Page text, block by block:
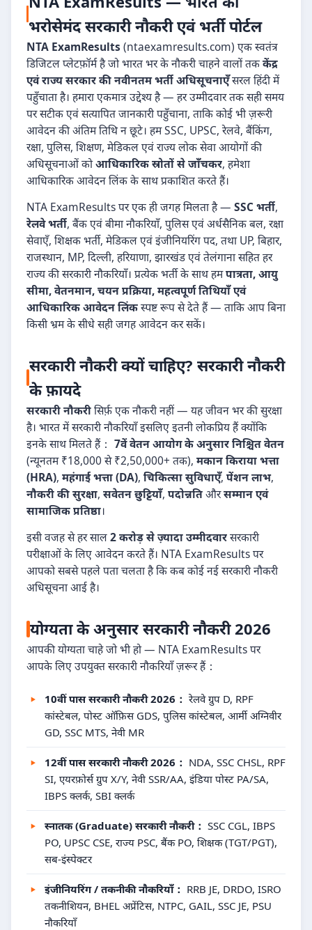
भरोसेमंद सरकारी नौकरी एवं भर्ती पोर्टल
NTA ExamResults (ntaexamresults.com) एक स्वतंत्र
डिजिटल प्लेटफ़ॉर्म है जो भारत भर के नौकरी चाहने वालों तककेंद्र
एवं राज्य सरकार की नवीनतम भर्ती अधिसूचनाएँसरल हिंदी में
पहुँचाता है। हमारा एकमात्र उद्देश्य है — हर उम्मीदवार तक सही समय
पर सटीक एवं सत्यापित जानकारी पहुँचाना, ताकि कोई भी ज़रूरी
आवेदन की अंतिम तिथि न छूटे। हम SSC, UPSC, रेलवे, बैंकिंग,
रक्षा, पुलिस, शिक्षण, मेडिकल एवं राज्य लोक सेवा आयोगों की
अधिसूचनाओं कोआधिकारिक स्रोतों से जाँचकर, हमेशा
आधिकारिक आवेदन लिंक के साथ प्रकाशित करते हैं।
NTA ExamResults पर एक ही जगह मिलता है — SSC भर्ती,
रेलवे भर्ती, बैंक एवं बीमा नौकरियाँ, पुलिस एवं अर्धसैनिक बल, रक्षा
सेवाएँ, शिक्षक भर्ती, मेडिकल एवं इंजीनियरिंग पद, तथा UP, बिहार,
राजस्थान, MP, दिल्ली, हरियाणा, झारखंड एवं तेलंगाना सहित हर
राज्य की सरकारी नौकरियाँ। प्रत्येक भर्ती के साथ हमपात्रता, आयु
सीमा, वेतनमान, चयन प्रक्रिया, महत्वपूर्ण तिथियाँ एवं
आधिकारिक आवेदन लिंकस्पष्ट रूप से देते हैं — ताकि आप बिना
किसी भ्रम के सीधे सही जगह आवेदन कर सकें।
सरकारी नौकरी क्यों चाहिए? सरकारी नौकरी
के फ़ायदे
सरकारी नौकरीसिर्फ़ एक नौकरी नहीं — यह जीवन भर की सुरक्षा
है। भारत में सरकारी नौकरियाँ इसलिए इतनी लोकप्रिय हैं क्योंकि
इनके साथ मिलते हैं： 7वें वेतन आयोग के अनुसार निश्चित वेतन
(न्यूनतम ₹18,000 से ₹2,50,000+ तक), मकान किराया भत्ता
(HRA), महंगाई भत्ता (DA), चिकित्सा सुविधाएँ, पेंशन लाभ,
नौकरी की सुरक्षा, सवेतन छुट्टियाँ, पदोन्नतिऔरसम्मान एवं
सामाजिक प्रतिष्ठा।
इसी वजह से हर साल2 करोड़ से ज़्यादा उम्मीदवारसरकारी
परीक्षाओं के लिए आवेदन करते हैं। NTA ExamResults पर
आपको सबसे पहले पता चलता है कि कब कोई नई सरकारी नौकरी
अधिसूचना आई है।
योग्यता के अनुसार सरकारी नौकरी 2026
आपकी योग्यता चाहे जो भी हो — NTA ExamResults पर
आपके लिए उपयुक्त सरकारी नौकरियाँ ज़रूर हैं：
10वीं पास सरकारी नौकरी 2026： रेलवे ग्रुप D, RPF
कांस्टेबल, पोस्ट ऑफ़िस GDS, पुलिस कांस्टेबल, आर्मी अग्निवीर
GD, SSC MTS, नेवी MR
12वीं पास सरकारी नौकरी 2026： NDA, SSC CHSL, RPF
SI, एयरफ़ोर्स ग्रुप X/Y, नेवी SSR/AA, इंडिया पोस्ट PA/SA,
IBPS क्लर्क, SBI क्लर्क
स्नातक (Graduate) सरकारी नौकरी： SSC CGL, IBPS
PO, UPSC CSE, राज्य PSC, बैंक PO, शिक्षक (TGT/PGT),
सब-इंस्पेक्टर
इंजीनियरिंग / तकनीकी नौकरियाँ： RRB JE, DRDO, ISRO
तकनीशियन, BHEL अप्रेंटिस, NTPC, GAIL, SSC JE, PSU
नौकरियाँ